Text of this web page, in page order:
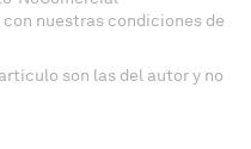
nuestras condiciones de
son las del autor y no